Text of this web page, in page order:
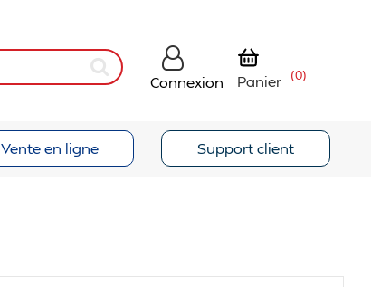
Connexion Panier (0)
Vente en ligne Support client